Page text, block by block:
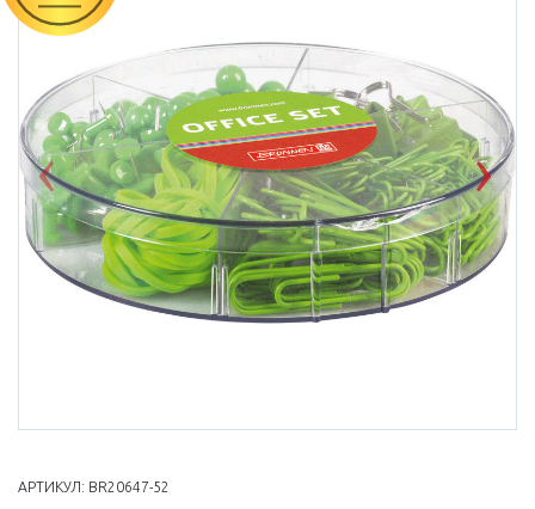
Previous
АРТИКУЛ: BR20647-52